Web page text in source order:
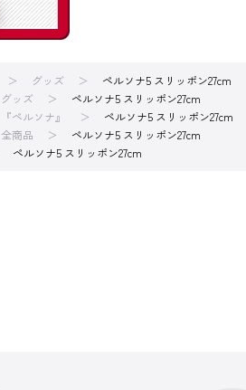
グッズ
ペルソナ5 スリッポン27cm
グッズ
ペルソナ5 スリッポン27cm
『ペルソナ』
ペルソナ5 スリッポン27cm
全商品
ペルソナ5 スリッポン27cm
ペルソナ5 スリッポン27cm